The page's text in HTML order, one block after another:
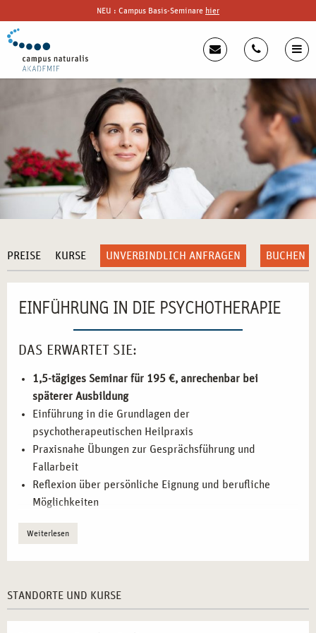
NEU : Campus Basis-Seminare hier
PREISE KURSE UNVERBINDLICH ANFRAGEN BUCHEN
EINFÜHRUNG IN DIE PSYCHOTHERAPIE
DAS ERWARTET SIE:
1,5-tägiges Seminar für 195 €, anrechenbar bei
späterer Ausbildung
Einführung in die Grundlagen der
psychotherapeutischen Heilpraxis
Praxisnahe Übungen zur Gesprächsführung und
Fallarbeit
Reflexion über persönliche Eignung und berufliche
Möglichkeiten
Psychotherapie
HEILPRAKTIKER PSYCHOTHERAPIE
Sie interessieren sich für eine Tätigkeit im Bereich der
Weiterlesen
STANDORTE UND KURSE